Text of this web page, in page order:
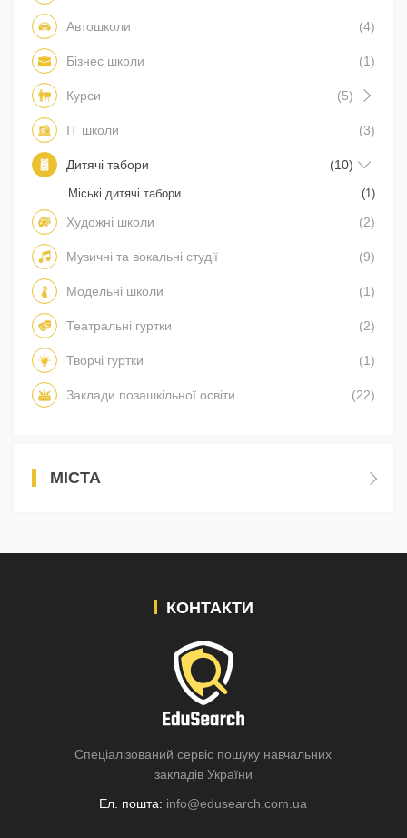
Автошколи (4)
Бізнес школи (1)
Курси (5)
IT школи (3)
Дитячі табори (10)
Міські дитячі табори (1)
Художні школи (2)
Музичні та вокальні студії (9)
Модельні школи (1)
Театральні гуртки (2)
Творчі гуртки (1)
Заклади позашкільної освіти (22)
МІСТА
КОНТАКТИ
Спеціалізований сервіс пошуку навчальних
закладів України
Ел. пошта: info@edusearch.com.ua